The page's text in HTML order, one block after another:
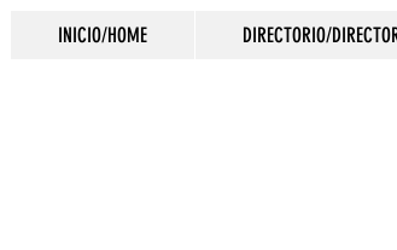
INICIO/HOME DIRECTORIO/